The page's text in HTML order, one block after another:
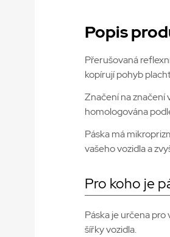
Popis
Přerušovaná
kopírují pohyb
Značení na značení
homologována
Páska má
vašeho vozidla a
Pro koho je
Páska je určena
šířky vozidla.